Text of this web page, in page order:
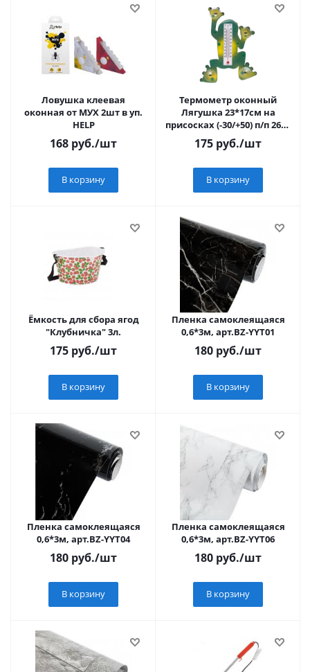
Ловушка клеевая
оконная от МУХ 2шт в уп.
HELP
168 руб./шт
В корзину
Термометр оконный
Лягушка 23*17см на
присосках (-30/+50) п/п 2616
Park
175 руб./шт
В корзину
Ёмкость для сбора ягод
"Клубничка" 3л.
175 руб./шт
В корзину
Пленка самоклеящаяся
0,6*3м, арт.BZ-YYT01
180 руб./шт
В корзину
Пленка самоклеящаяся
0,6*3м, арт.BZ-YYT04
180 руб./шт
В корзину
Пленка самоклеящаяся
0,6*3м, арт.BZ-YYT06
180 руб./шт
В корзину